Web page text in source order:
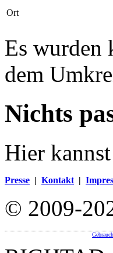
Ort
Es wurden
dem
Nichts
Hier
Presse | Kontakt |
© 2009-